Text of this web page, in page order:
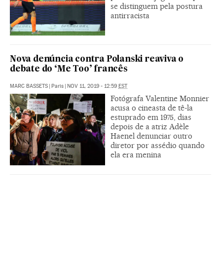
se distinguem pela postura
antirracista
Nova denúncia contra Polanski reaviva o
debate do ‘Me Too’ francês
MARC BASSETS | Paris | NOV 11, 2019 - 12:59 EST
Fotógrafa Valentine Monnier
acusa o cineasta de tê-la
estuprado em 1975, dias
depois de a atriz Adèle
Haenel denunciar outro
diretor por assédio quando
ela era menina